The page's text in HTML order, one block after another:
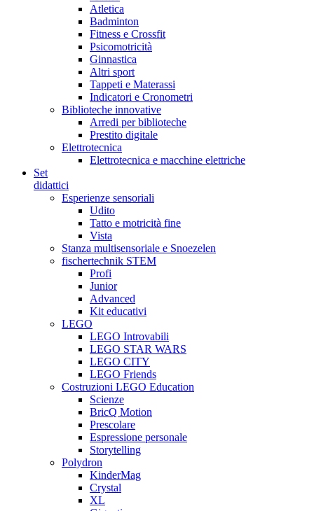
Atletica
Badminton
Fitness e Crossfit
Psicomotricità
Ginnastica
Altri sport
Tappeti e Materassi
Indicatori e Cronometri
Biblioteche innovative
Arredi per biblioteche
Prestito digitale
Elettrotecnica
Elettrotecnica e macchine elettriche
Set
didattici
Esperienze sensoriali
Udito
Tatto e motricità fine
Vista
Stanza multisensoriale e Snoezelen
fischertechnik STEM
Profi
Junior
Advanced
Kit educativi
LEGO
LEGO Introvabili
LEGO STAR WARS
LEGO CITY
LEGO Friends
Costruzioni LEGO Education
Scienze
BricQ Motion
Prescolare
Espressione personale
Storytelling
Polydron
KinderMag
Crystal
XL